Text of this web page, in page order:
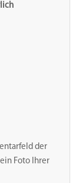
der
Foto Ihrer